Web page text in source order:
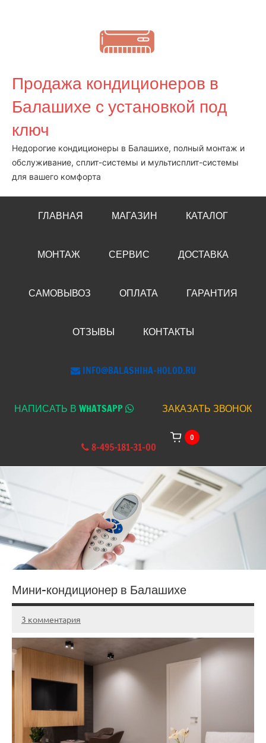
Продажа кондиционеров в
Балашихе с установкой под
ключ
Недорогие кондиционеры в Балашихе, полный монтаж и
обслуживание, сплит-системы и мультисплит-системы
для вашего комфорта
ГЛАВНАЯ МАГАЗИН КАТАЛОГ
МОНТАЖ СЕРВИС ДОСТАВКА
САМОВЫВОЗ ОПЛАТА ГАРАНТИЯ
ОТЗЫВЫ КОНТАКТЫ
INFO@BALASHIHA-HOLOD.RU
НАПИСАТЬ В WHATSAPP ЗАКАЗАТЬ ЗВОНОК
8-495-181-31-00
0
Мини-кондиционер в Балашихе
20.03.2025
admin
3 комментария